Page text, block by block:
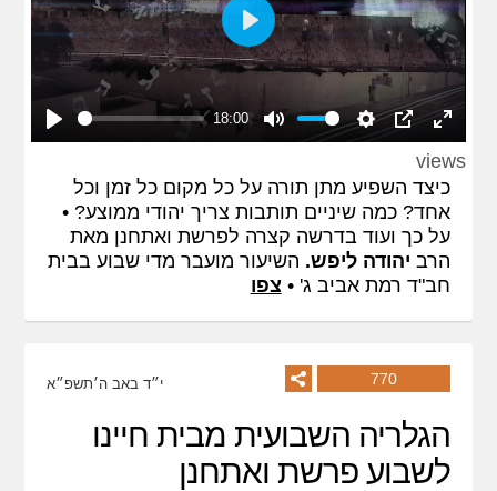
Play
18:00
Mute Settings PIPEnter
fullscreen
Play
views
כיצד השפיע מתן תורה על כל מקום כל זמן וכל
אחד? כמה שיניים תותבות צריך יהודי ממוצע? •
על כך ועוד בדרשה קצרה לפרשת ואתחנן מאת
הרב יהודה ליפש. השיעור מועבר מדי שבוע בבית
חב"ד רמת אביב ג' • צפו
770 י״ד באב ה׳תשפ״א
הגלריה השבועית מבית חיינו
לשבוע פרשת ואתחנן